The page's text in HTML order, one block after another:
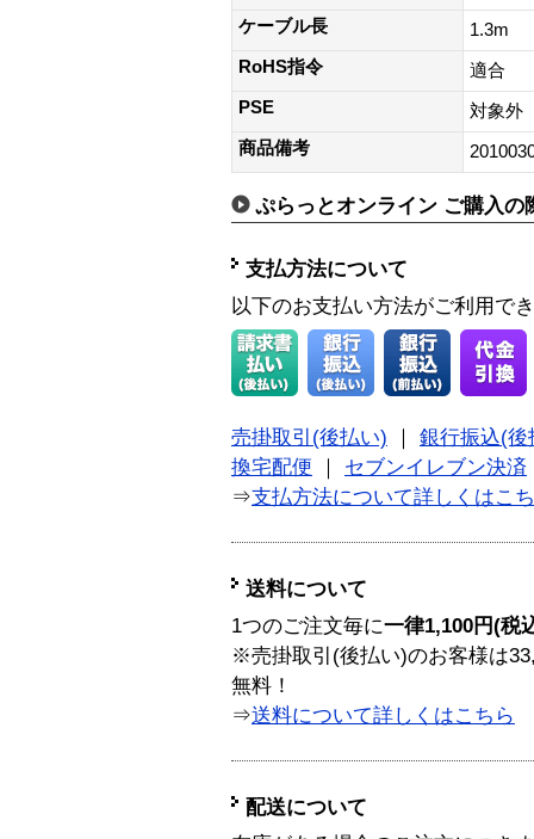
ケーブル長
1.3m
RoHS指令
適合
PSE
対象外
商品備考
ぷらっとオンライン ご購入の
支払方法について
以下のお支払い方法がご利用で
売掛取引(後払い)
銀行振込(後
換宅配便
セブンイレブン決済
⇒支払方法について詳しくはこ
送料について
1つのご注文毎に一律1,100円(税
※売掛取引(後払い)のお客様は
無料！
⇒送料について詳しくはこちら
配送について